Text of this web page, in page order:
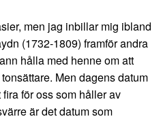
men jag inbillar mig ibland
(1732-1809) framför andra
hålla med henne om att
Men dagens datum
för oss som håller av
är det datum som